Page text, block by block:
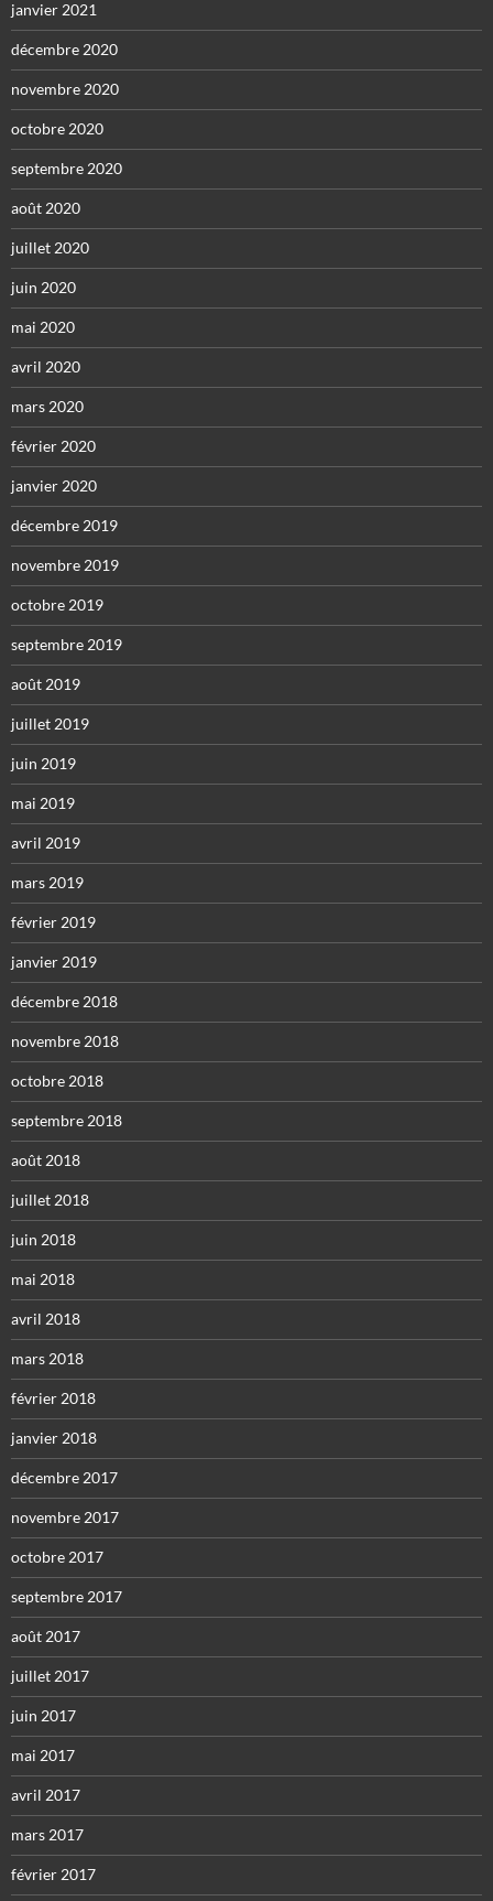
janvier 2021
décembre 2020
novembre 2020
octobre 2020
septembre 2020
août 2020
juillet 2020
juin 2020
mai 2020
avril 2020
mars 2020
février 2020
janvier 2020
décembre 2019
novembre 2019
octobre 2019
septembre 2019
août 2019
juillet 2019
juin 2019
mai 2019
avril 2019
mars 2019
février 2019
janvier 2019
décembre 2018
novembre 2018
octobre 2018
septembre 2018
août 2018
juillet 2018
juin 2018
mai 2018
avril 2018
mars 2018
février 2018
janvier 2018
décembre 2017
novembre 2017
octobre 2017
septembre 2017
août 2017
juillet 2017
juin 2017
mai 2017
avril 2017
mars 2017
février 2017